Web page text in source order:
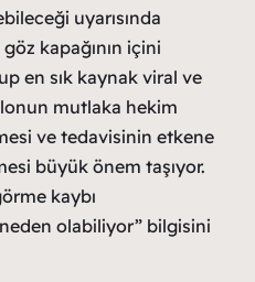
uyarısında
kapağının içini
en sık kaynak viral ve
mutlaka hekim
ve tedavisinin etkene
büyük önem taşıyor.
kaybı
olabiliyor” bilgisini